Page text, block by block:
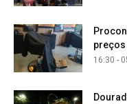
16:30 -